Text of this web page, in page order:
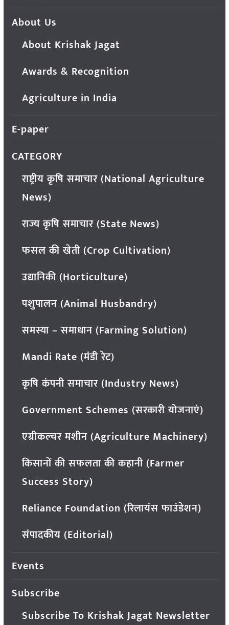
About Us
About Krishak Jagat
Awards & Recognition
Agriculture in India
E-paper
CATEGORY
राष्ट्रीय कृषि समाचार (National Agriculture
News)
राज्य कृषि समाचार (State News)
फसल की खेती (Crop Cultivation)
उद्यानिकी (Horticulture)
पशुपालन (Animal Husbandry)
समस्या – समाधान (Farming Solution)
Mandi Rate (मंडी रेट)
कृषि कंपनी समाचार (Industry News)
Government Schemes (सरकारी योजनाएं)
एग्रीकल्चर मशीन (Agriculture Machinery)
किसानों की सफलता की कहानी (Farmer
Success Story)
Reliance Foundation (रिलायंस फाउंडेशन)
संपादकीय (Editorial)
Events
Subscribe
Subscribe To Krishak Jagat Newsletter